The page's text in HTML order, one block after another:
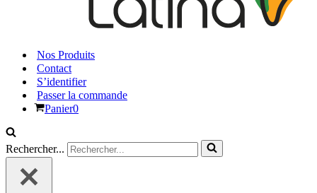
Nos Produits
Contact
S’identifier
Passer la commande
Panier0
Rechercher...